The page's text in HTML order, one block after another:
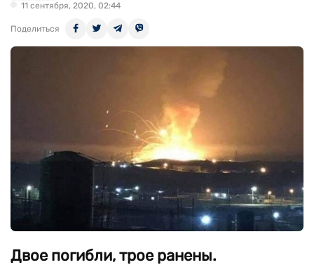
11 сентября, 2020, 02:44
Поделиться
Двое погибли, трое ранены.